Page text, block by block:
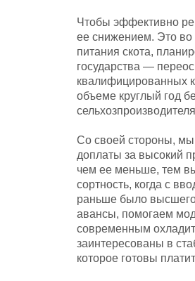
Чтобы эффективно
ее снижением. Это во
питания скота,
государства —
квалифицированных
объеме круглый год
Со своей стороны,
доплаты за высокий
чем ее меньше, тем
сортность, когда с
раньше было
авансы, помогаем
современным
заинтересованы в
которое готовы